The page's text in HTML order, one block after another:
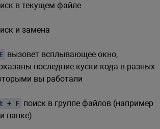
в текущем файле
и замена
вызовет всплывающее окно,
последние куски кода в разных
вы работали
+ F поиск в группе файлов (например
папке)